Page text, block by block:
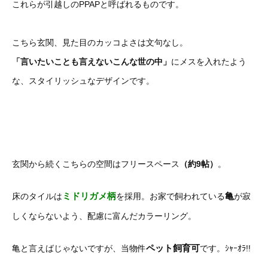
これらが引越しのPPAPと呼ばれるものです。
こちら玄関、見た目のカッコよさは文句なし。
「言いたいことも言えないこんな世の中」 にメスを入れたよう
な、スタイリッシュなデザインです。
玄関から続くこちらの空間はフリースペース （約9帖） 。
床のタイルは ミドリガメ柄を採用。お家で飼われている亀が寂
しくならないよう、配慮に富んだカラーリング。
亀と言えばじゃないですが、当物件ペット飼育可です。ｼｬｰｵﾗ!!